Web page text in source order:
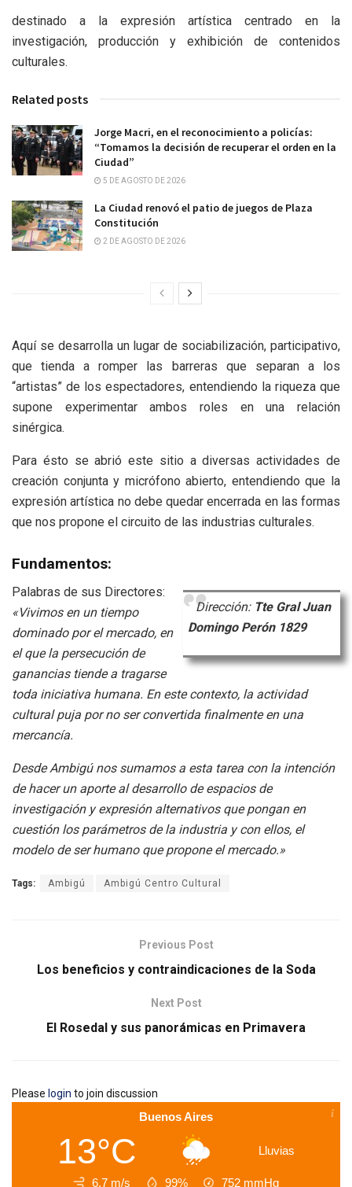
destinado a la expresión artística centrado en la
investigación, producción y exhibición de contenidos
culturales.
Related posts
Jorge Macri, en el reconocimiento a policías:
“Tomamos la decisión de recuperar el orden en la
Ciudad”
5 DE AGOSTO DE 2026
La Ciudad renovó el patio de juegos de Plaza
Constitución
2 DE AGOSTO DE 2026
Aquí se desarrolla un lugar de sociabilización, participativo,
que tienda a romper las barreras que separan a los
“artistas” de los espectadores, entendiendo la riqueza que
supone experimentar ambos roles en una relación
sinérgica.
Para ésto se abrió este sitio a diversas actividades de
creación conjunta y micrófono abierto, entendiendo que la
expresión artística no debe quedar encerrada en las formas
que nos propone el circuito de las industrias culturales.
Fundamentos:
Dirección: Tte Gral Juan
Domingo Perón 1829
Palabras de sus Directores:
«Vivimos en un tiempo
dominado por el mercado, en
el que la persecución de
ganancias tiende a tragarse
toda iniciativa humana. En este contexto, la actividad
cultural puja por no ser convertida finalmente en una
mercancía.
Desde Ambigú nos sumamos a esta tarea con la intención
de hacer un aporte al desarrollo de espacios de
investigación y expresión alternativos que pongan en
cuestión los parámetros de la industria y con ellos, el
modelo de ser humano que propone el mercado.»
Tags: Ambigú Ambigú Centro Cultural
Previous Post
Los beneficios y contraindicaciones de la Soda
Next Post
El Rosedal y sus panorámicas en Primavera
Please login to join discussion
Buenos Aires
13°C Lluvias
6.7 m/s 99% 752 mmHg